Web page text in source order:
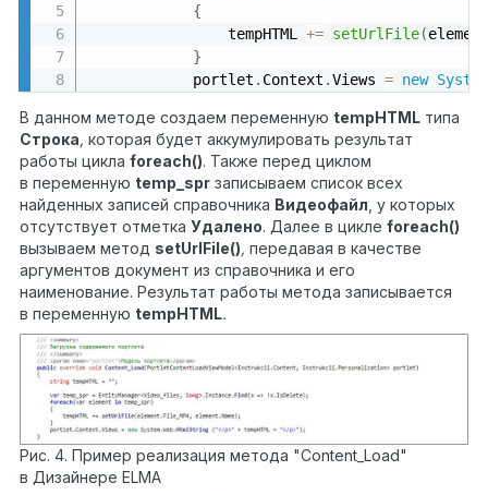
{
                tempHTML
+= setUrlFile(
}
            portlet
. Context .Views = new
В данном методе создаем переменную tempHTML типа
Строка, которая будет аккумулировать результат
работы цикла foreach(). Также перед циклом
в переменную temp spr записываем список всех
найденных записей справочника Видеофайл , у которых
отсутствует отметка Удалено. Далее в цикле foreach()
вызываем метод setUrlFile(), передавая в качестве
аргументов документ из справочника и его
наименование. Результат работы метода записывается
в переменную tempHTML.
Рис. 4. Пример реализация метода "Content_Load"
в Дизайнере ELMA